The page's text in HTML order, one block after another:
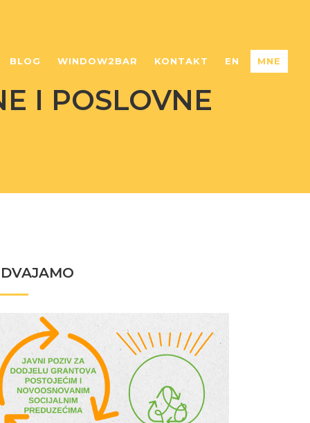
BLOG WINDOW2BAR KONTAKT EN MNE
I POSLOVNE